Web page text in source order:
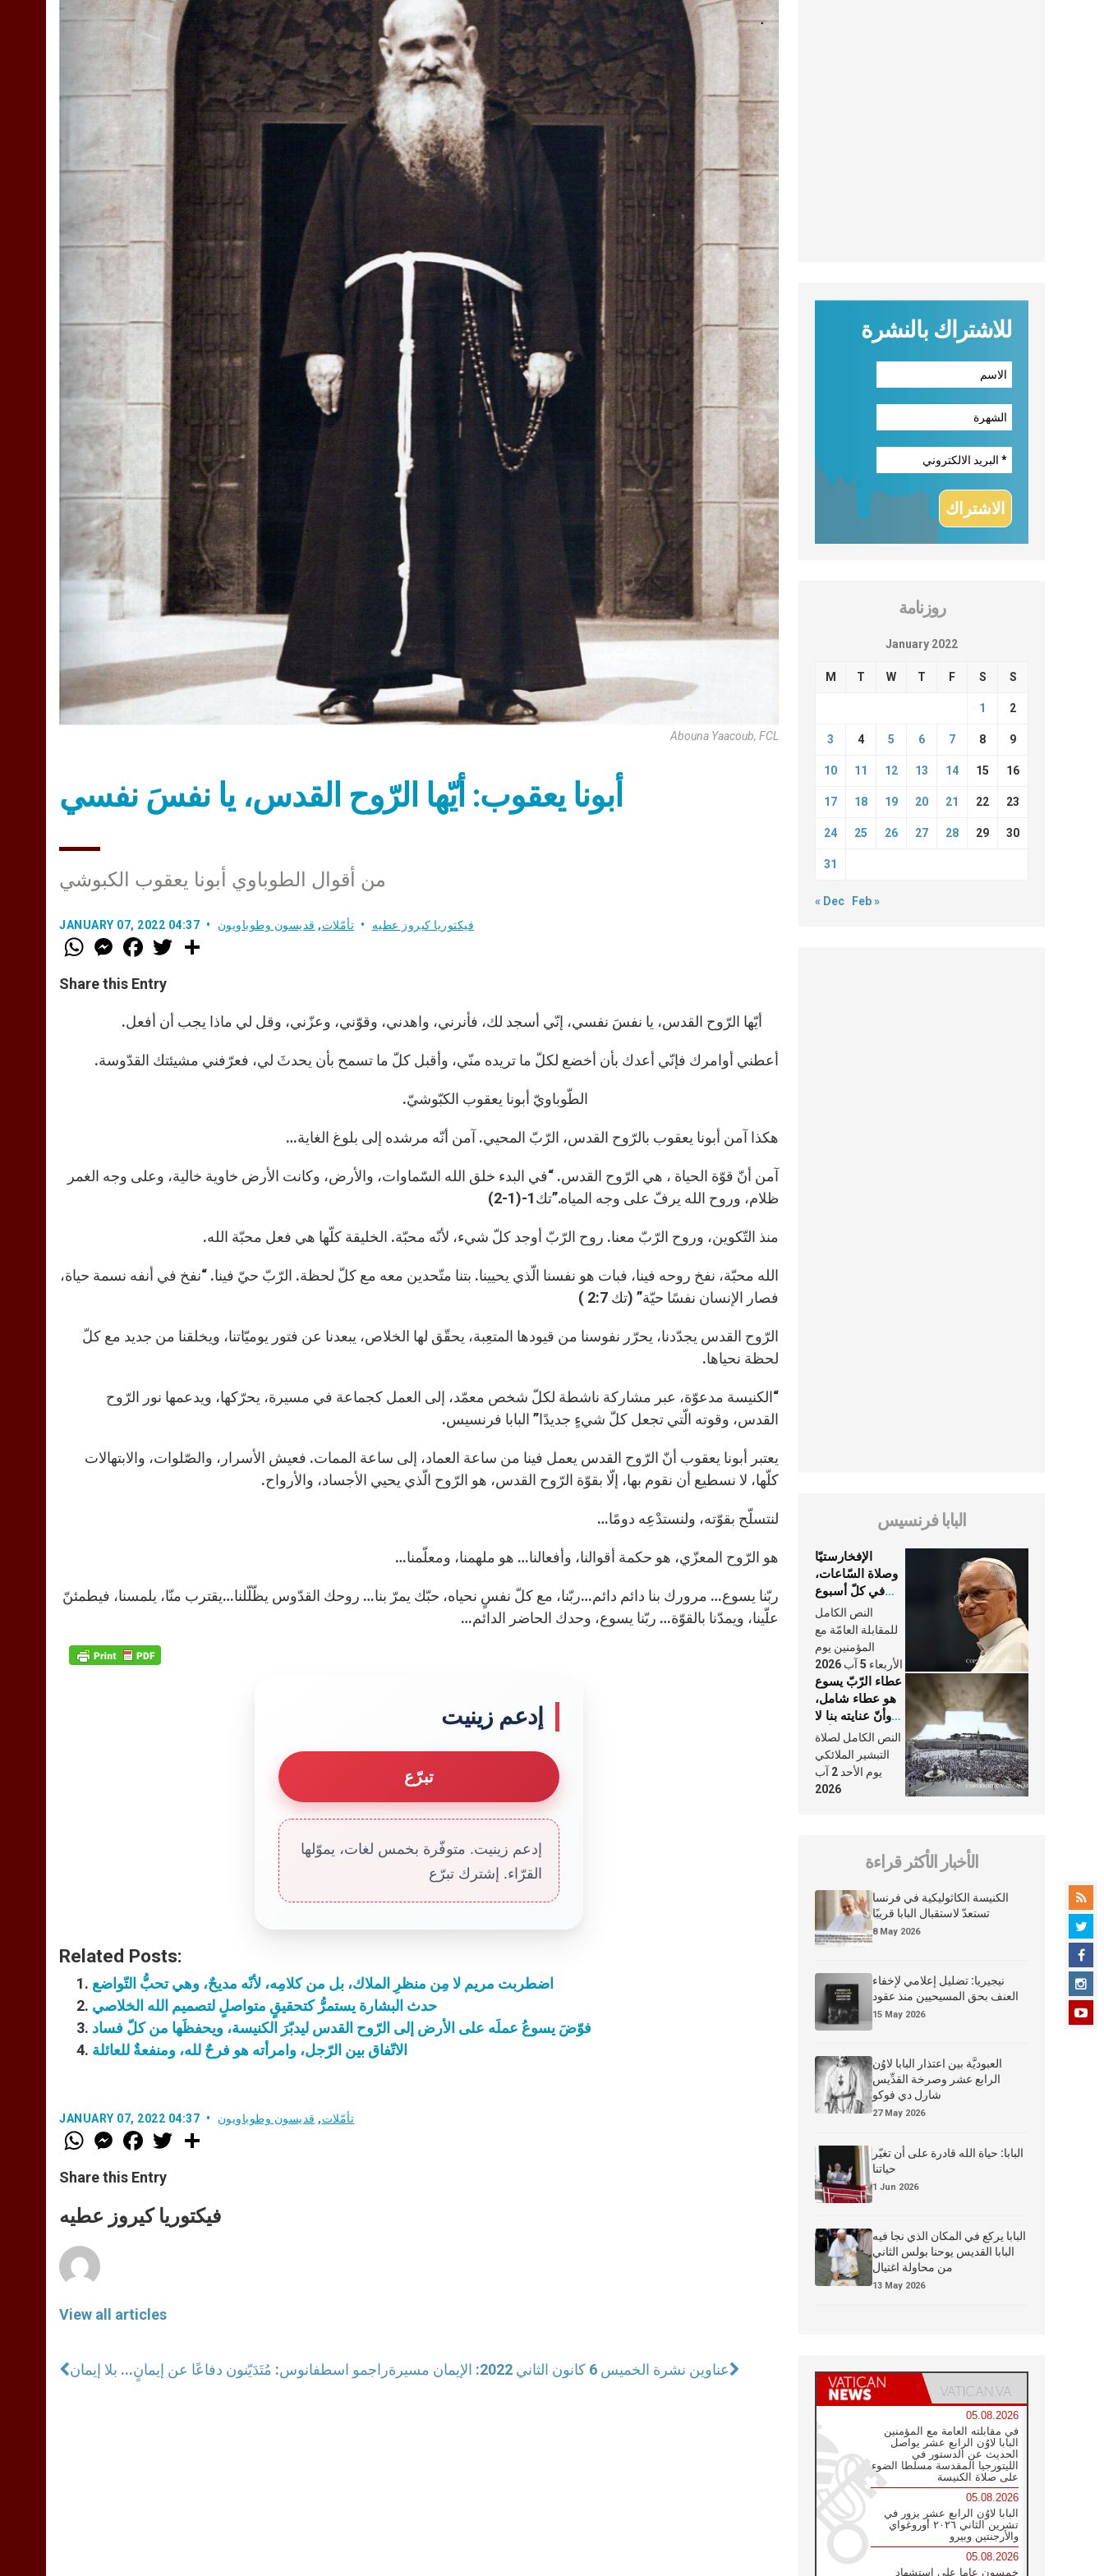
Abouna Yaacoub, FCL
أبونا يعقوب: أيّها الرّوح القدس، يا نفسَ نفسي
من أقوال الطوباوي أبونا يعقوب الكبوشي
JANUARY 07, 2022 04:37 فيكتوريا كيروز عطيه تأمّلات, قديسون وطوباويون
W
h
t
s
M
e
s
e
e
F
a
e
b
o
k
w
r
Share this Entry
أيّها الرّوح القدس، يا نفسَ نفسي، إنّي أسجد لك، فأنرني، واهدني، وقوّني، وعزّني، وقل لي ماذا يجب أن أفعل.
أعطني أوامرك فإنّي أعدك بأن أخضع لكلّ ما تريده منّي، وأقبل كلّ ما تسمح بأن يحدثَ لي، فعرّفني مشيئتك القدّوسة.
الطّوباويّ أبونا يعقوب الكبّوشيّ.
هكذا آمن أبونا يعقوب بالرّوح القدس، الرّبّ المحيي. آمن أنّه مرشده إلى بلوغ الغاية…
آمن أنّ قوّة الحياة ، هي الرّوح القدس. “في البدء خلق الله السّماوات، والأرض، وكانت الأرض خاوية خالية، وعلى وجه الغمر
ظلام، وروح الله يرفّ على وجه المياه.”تك1-(1-2)
منذ التّكوين، وروح الرّبّ معنا. روح الرّبّ أوجد كلّ شيء، لأنّه محبّة. الخليقة كلّها هي فعل محبّة الله.
الله محبّة، نفخ روحه فينا، فبات هو نفسنا الّذي يحيينا. بتنا متّحدين معه مع كلّ لحظة. الرّبّ حيّ فينا. “نفخ في أنفه نسمة حياة،
فصار الإنسان نفسًا حيّة” (تك 2:7 )
الرّوح القدس يجدّدنا، يحرّر نفوسنا من قيودها المتعِبة، يحقّق لها الخلاص، يبعدنا عن فتور يوميّاتنا، ويخلقنا من جديد مع كلّ
لحظة نحياها.
“الكنيسة مدعوّة، عبر مشاركة ناشطة لكلّ شخص معمّد، إلى العمل كجماعة في مسيرة، يحرّكها، ويدعمها نور الرّوح
القدس، وقوته الّتي تجعل كلّ شيءٍ جديدًا” البابا فرنسيس.
يعتبر أبونا يعقوب أنّ الرّوح القدس يعمل فينا من ساعة العماد، إلى ساعة الممات. فعيش الأسرار، والصّلوات، والابتهالات
كلّها، لا نسطيع أن نقوم بها، إلّا بقوّة الرّوح القدس، هو الرّوح الّذي يحيي الأجساد، والأرواح.
لنتسلّح بقوّته، ولنستدْعِه دومًا…
هو الرّوح المعزّي، هو حكمة أقوالنا، وأفعالنا… هو ملهمنا، ومعلّمنا…
ربّنا يسوع… مرورك بنا دائم دائم…ربّنا، مع كلّ نفسٍ نحياه، حبّك يمرّ بنا… روحك القدّوس يظّلّلنا…يقترب منّا، يلمسنا، فيطمئنّ
علّينا، ويمدّنا بالقوّة… ربّنا يسوع، وحدك الحاضر الدائم…
إدعم زينيت
تبرّع
إدعم زينيت. متوفّرة بخمس لغات، يموّلها
القرّاء. إشترك تبرّع
Related Posts:
اضطربت مريم لا مِن منظرِ الملاك، بل من كلامِه، لأنّه مديحٌ، وهي تحبُّ التّواضع
حدث البشارة يستمرُّ كتحقيقٍ متواصلٍ لتصميم الله الخلاصي
فوّضَ يسوعُ عملَه على الأرض إلى الرّوح القدس ليدبّرَ الكنيسة، ويحفظَها من كلّ فساد
الاتّفاق بين الرّجل، وامرأته هو فرحٌ لله، ومنفعةٌ للعائلة
JANUARY 07, 2022 04:37 تأمّلات, قديسون وطوباويون
W
h
t
s
p
p
M
e
s
e
g
e
F
a
e
b
o
k
w
r
Share this Entry
فيكتوريا كيروز عطيه
View all articles
راجمو اسطفانوس: مُتَدَيّنون دفاعًا عن إيمانٍ... بلا إيمان عناوين نشرة الخميس 6 كانون الثاني 2022: الإيمان مسيرة
للاشتراك بالنشرة
روزنامة
January 2022
M T W T F S S
1 2
3 4 5 6 7 8 9
10 11 12 13 14 15 16
17 18 19 20 21 22 23
24 25 26 27 28 29 30
31
« Dec Feb »
البابا فرنسيس
الإفخارستيّا
وصلاة السّاعات،
في كلّ أسبوع
وكلّ يوم، هما
النَّفَس في حياة
الكنيسة
النص الكامل
للمقابلة العامّة مع
المؤمنين يوم
الأربعاء 5 آب 2026
عطاء الرّبّ يسوع
هو عطاء شامل،
وأنّ عنايته بنا لا
تغيب عنّا أبدًا
النص الكامل لصلاة
التبشير الملائكي
يوم الأحد 2 آب
2026
الأخبار الأكثر قراءة
الكنيسة الكاثوليكية في فرنسا
تستعدّ لاستقبال البابا قريبًا
8 May 2026
نيجيريا: تضليل إعلامي لإخفاء
العنف بحق المسيحيين منذ عقود
15 May 2026
العبوديَّة بين اعتذار البابا لاوُن
الرابع عشر وصرخة القدِّيس
شارل دي فوكو
27 May 2026
البابا: حياة الله قادرة على أن تغيّر
حياتنا
1 Jun 2026
البابا يركع في المكان الذي نجا فيه
البابا القديس يوحنا بولس الثاني
من محاولة اغتيال
13 May 2026
05.08.2026
في مقابلته العامة مع المؤمنين
البابا لاوُن الرابع عشر يواصل
الحديث عن الدستور في
الليتورجيا المقدسة مسلطا الضوء
على صلاة الكنيسة
05.08.2026
البابا لاوُن الرابع عشر يزور في
تشرين الثاني ٢٠٢٦ أوروغواي
والأرجنتين وبيرو
05.08.2026
خمسون عاما على استشهاد